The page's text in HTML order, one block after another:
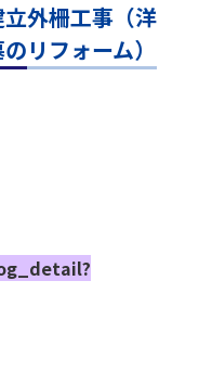
外柵工事（洋
リフォーム）